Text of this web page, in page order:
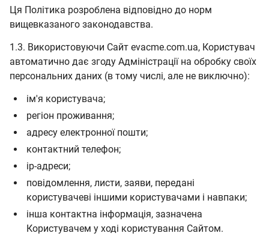
Ця Політика розроблена відповідно до норм
вищевказаного законодавства.
1.3. Використовуючи Сайт evacme.com.ua, Користувач
автоматично дає згоду Адміністрації на обробку своїх
персональних даних (в тому числі, але не виключно):
ім'я користувача;
регіон проживання;
адресу електронної пошти;
контактний телефон;
ip-адреси;
повідомлення, листи, заяви, передані
користувачеві іншими користувачами і навпаки;
інша контактна інформація, зазначена
Користувачем у ході користування Сайтом.